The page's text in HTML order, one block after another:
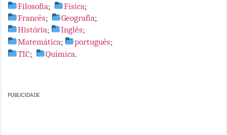
Filosofia; Física;
Francês; Geografia;
História; Inglês;
Matemática; português;
TIC; Química.
PUBLICIDADE